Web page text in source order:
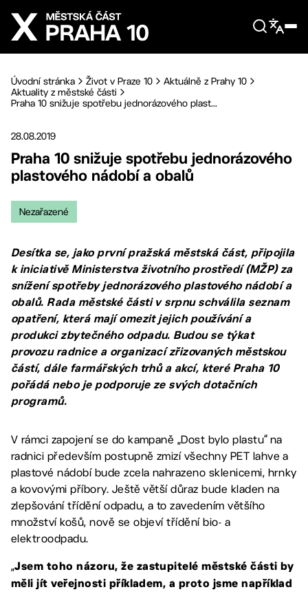
Přejít na hlavní obsah
Úvodní stránka Život v Praze 10
Aktuálně z Prahy 10
Aktuality z městské části
Praha 10 snižuje spotřebu jednorázového plast...
28.08.2019
Praha 10 snižuje spotřebu jednorázového
plastového nádobí a obalů
Nezařazené
Desítka se, jako první pražská městská část, připojila
k iniciativě Ministerstva životního prostředí (MŽP) za
snížení spotřeby jednorázového plastového nádobí a
obalů. Rada městské části v srpnu schválila seznam
opatření, která mají omezit jejich používání a
produkci zbytečného odpadu. Budou se týkat
provozu radnice a organizací zřizovaných městskou
částí, dále farmářských trhů a akcí, které Praha 10
pořádá nebo je podporuje ze svých dotačních
programů.
V rámci zapojení se do kampaně „Dost bylo plastu“ na
radnici především postupně zmizí všechny PET lahve a
plastové nádobí bude zcela nahrazeno sklenicemi, hrnky
a kovovými příbory. Ještě větší důraz bude kladen na
zlepšování třídění odpadu, a to zavedením většího
množství košů, nově se objeví třídění bio- a
elektroodpadu.
„Jsem toho názoru, že zastupitelé městské části by
měli jít veřejnosti příkladem, a proto jsme například